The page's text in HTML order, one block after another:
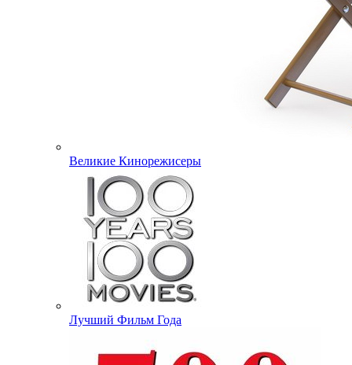
Великие Кинорежисеры
Лучший Фильм Года